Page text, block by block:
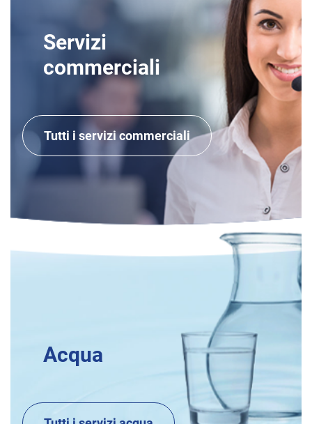
Servizi
commerciali
Tutti i servizi commerciali
Acqua